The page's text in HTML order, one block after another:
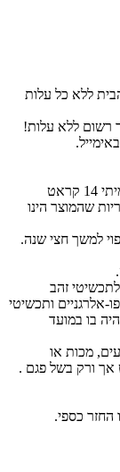
הבית ללא כל עלות
תכשיטי זהב – מתכת תכשיטי הזהב עשויה מזהב אמיתי 14 קראט
שהמוצר הינו
למשך חצי שנה.
זהב
אלרגניים ותכשיטי
בו במועד
מכות או
אך ורק בשל פגם .
החזר כספי.